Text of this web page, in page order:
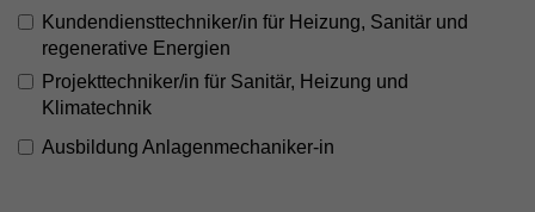
Kundendiensttechniker/in für Heizung, Sanitär und
regenerative Energien
Projekttechniker/in für Sanitär, Heizung und
Klimatechnik
Ausbildung Anlagenmechaniker-in